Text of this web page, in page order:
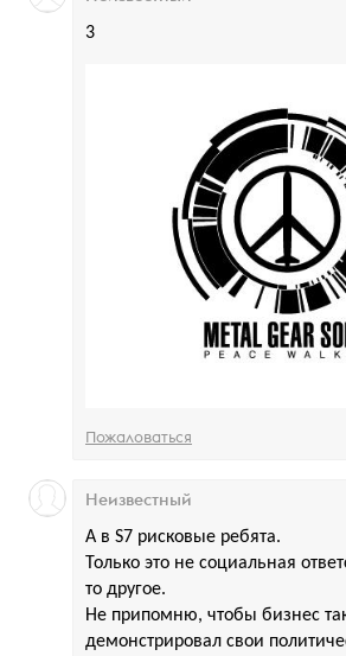
3
Пожаловаться
А в S7 рисковые ребята.
Только это не социальная
то другое.
Не припомню, чтобы бизнес
демонстрировал свои
Неизвестный